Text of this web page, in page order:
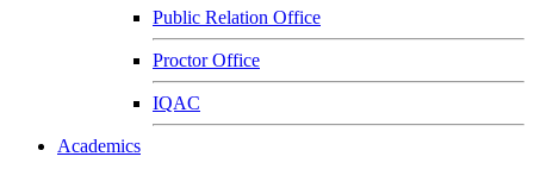
Public Relation Office
Proctor Office
IQAC
Academics